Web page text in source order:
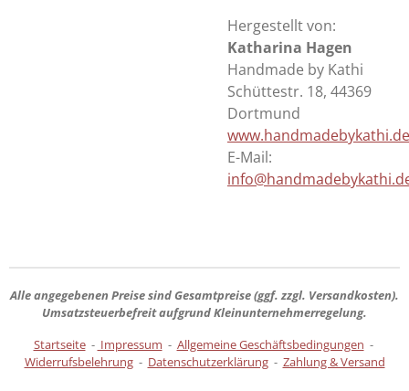
Hergestellt von:
Katharina Hagen
Handmade by Kathi
Schüttestr. 18, 44369
Dortmund
www.handmadebykathi.de
E-Mail:
Alle angegebenen Preise sindGesamtpreise(ggf. zzgl. Versandkosten).
Umsatzsteuerbefreit aufgrund Kleinunternehmerregelung.
Startseite- Impressum - Allgemeine Geschäftsbedingungen -
Widerrufsbelehrung- Datenschutzerklärung- Zahlung & Versand